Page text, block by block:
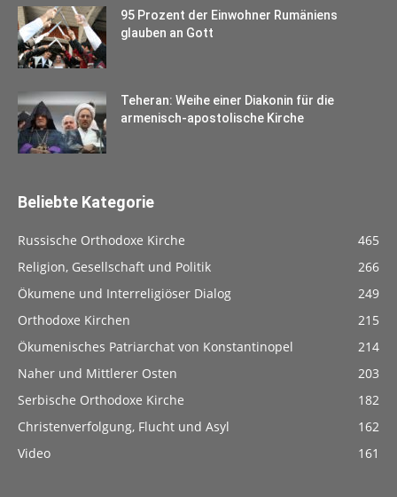
95 Prozent der Einwohner Rumäniens
glauben an Gott
Teheran: Weihe einer Diakonin für die
armenisch-apostolische Kirche
Beliebte Kategorie
Russische Orthodoxe Kirche
465
Religion, Gesellschaft und Politik
266
Ökumene und Interreligiöser Dialog
249
Orthodoxe Kirchen
215
Ökumenisches Patriarchat von Konstantinopel
214
Naher und Mittlerer Osten
203
Serbische Orthodoxe Kirche
182
Christenverfolgung, Flucht und Asyl
162
Video
161